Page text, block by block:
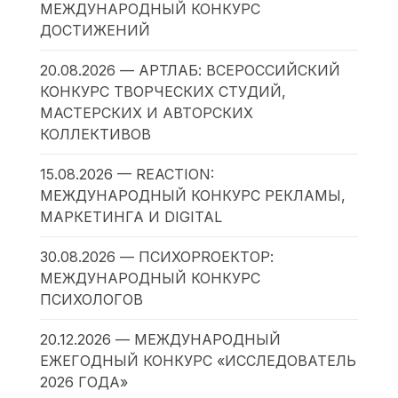
МЕЖДУНАРОДНЫЙ КОНКУРС
ДОСТИЖЕНИЙ
20.08.2026 — АРТЛАБ: ВСЕРОССИЙСКИЙ
КОНКУРС ТВОРЧЕСКИХ СТУДИЙ,
МАСТЕРСКИХ И АВТОРСКИХ
КОЛЛЕКТИВОВ
15.08.2026 — REACTION:
МЕЖДУНАРОДНЫЙ КОНКУРС РЕКЛАМЫ,
МАРКЕТИНГА И DIGITAL
30.08.2026 — ПСИХОPROЕКТОР:
МЕЖДУНАРОДНЫЙ КОНКУРС
ПСИХОЛОГОВ
20.12.2026 — МЕЖДУНАРОДНЫЙ
ЕЖЕГОДНЫЙ КОНКУРС «ИССЛЕДОВАТЕЛЬ
2026 ГОДА»